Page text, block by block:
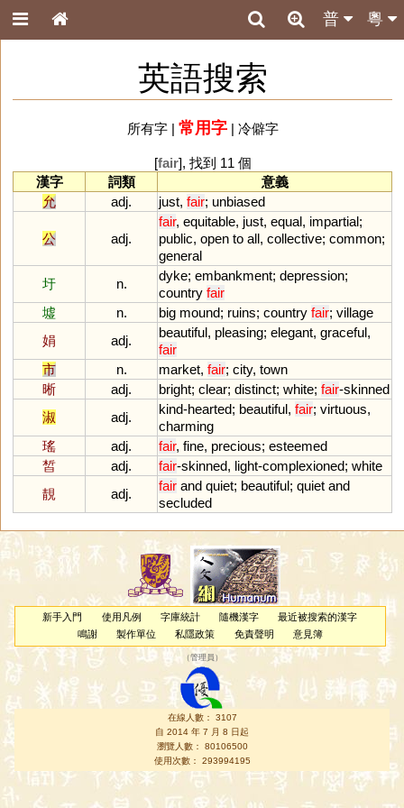
粵
普
英語搜索
所有字| 常用字| 冷僻字
[fair], 找到 11 個
漢字
詞類
意義
允
adj. just, fair; unbiased
公 adj.
fair, equitable, just, equal, impartial;
public, open to all, collective; common;
general
圩
n.
dyke; embankment; depression;
country fair
墟
n. big mound; ruins; country fair; village
娟
adj.
beautiful, pleasing; elegant, graceful,
fair
市
n. market, fair; city, town
晰
adj. bright; clear; distinct; white; fair-skinned
淑
adj.
kind-hearted; beautiful, fair; virtuous,
charming
瑤
adj. fair, fine, precious; esteemed
皙
adj. fair-skinned, light-complexioned; white
靚
adj.
fair and quiet; beautiful; quiet and
secluded
新手入門 使用凡例 字庫統計 隨機漢字
最近被搜索的漢字
鳴謝
製作單位 私隱政策 免責聲明 意見簿
（管理員 ）
在線人數： 3107
自 2014 年 7 月 8 日起
瀏覽人數： 80106500
使用次數： 293994195